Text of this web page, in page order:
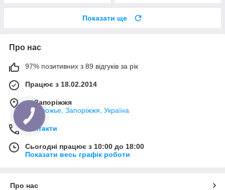
Показати ще
Про нас
97% позитивних з 89 відгуків за рік
Працює з 18.02.2014
м. Запоріжжя
Запорожье, Запоріжжя, Україна
Контакти
Сьогодні працює з 10:00 до 18:00
Показати весь графік роботи
Про нас